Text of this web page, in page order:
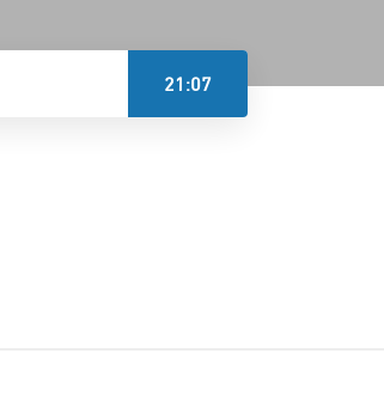
21:07